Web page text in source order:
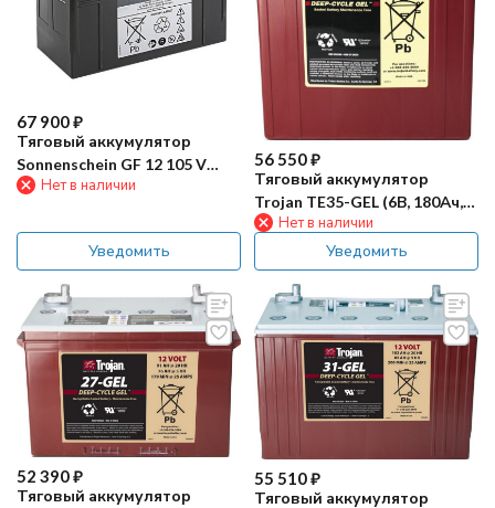
67 900₽
Тяговый аккумулятор
Sonnenschein GF 12 105 V
(105Ач, GEL)
Нет в наличии
Уведомить
56 550₽
Тяговый аккумулятор
Trojan TE35-GEL (6В, 180Ач,
GEL)Нет в наличии
Уведомить
52 390₽
Тяговый аккумулятор
55 510₽
Тяговый аккумулятор